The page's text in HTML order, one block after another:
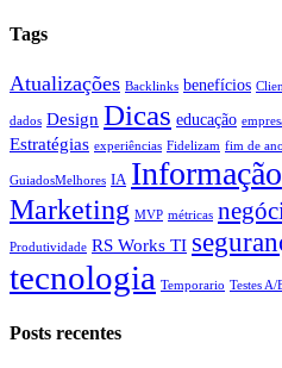
Tags
Atualizações Backlinks benefícios
dados Design Dicas educação
Estratégias experiências Fidelizam fim de ano
GuiadosMelhores IA Informação
Marketing MVP métricas
Produtividade RS Works TI
tecnologia Temporario Testes A/
Posts recentes